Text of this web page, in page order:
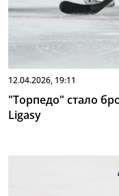
12.04.2026, 19:11
"Торпедо" стало
Ligasy